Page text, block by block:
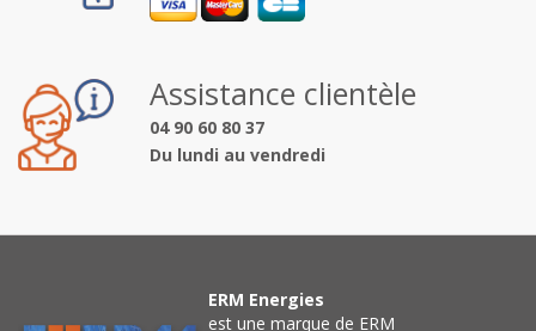
Assistance clientèle
04 90 60 80 37
Du lundi au vendredi
ERM Energies
est une marque de ERM